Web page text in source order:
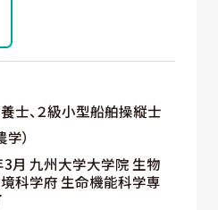
士、２級小型船舶操縦士
）
月 九州大学大学院 生物
科学府 生命機能科学専